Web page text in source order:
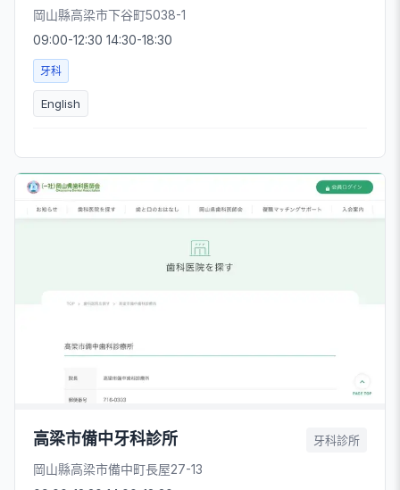
岡山縣高梁市下谷町5038-1
09:00-12:30 14:30-18:30
牙科
English
高梁市備中牙科診所 牙科診所
岡山縣高梁市備中町長屋27-13